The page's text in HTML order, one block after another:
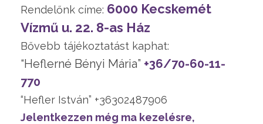
Rendelőnk címe: 6000 Kecskemét
Vízmű u. 22. 8-as Ház
Bővebb tájékoztatást kaphat:
“Heflerné Bényi Mária” +36/70-60-11-
770
“Hefler István” +36302487906
Jelentkezzen még ma kezelésre,